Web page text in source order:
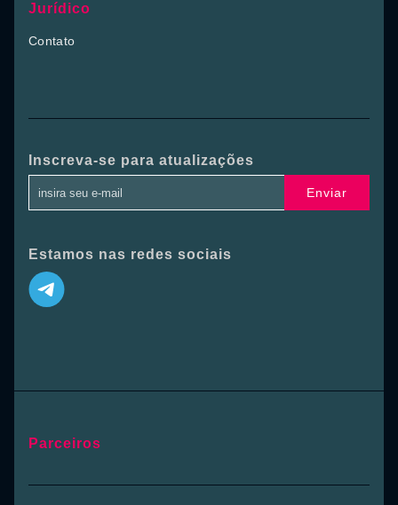
Jurídico
Contato
Inscreva-se para atualizações
Enviar
Estamos nas redes sociais
Parceiros